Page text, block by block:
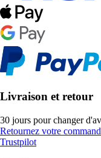
Livraison et retour
30 jours pour changer
Retournez votre
Trustpilot